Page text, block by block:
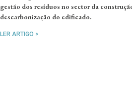
gestão dos resíduos no sector da
descarbonização do edificado.
LER ARTIGO >